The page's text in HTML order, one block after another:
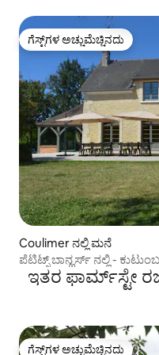
ಗೆಸ್ಟ್‌ಗಳ ಅಚ್ಚುಮೆಚ್ಚಿನದು
ಗೆಸ್ಟ್‌ಗಳ ಅಚ್ಚುಮೆಚ್ಚಿನದು
Coulimer ನಲ್ಲಿ ಮನೆ
ಪೆಟಿಟ್ಸ್ ಬಾನ್ಹರ್ಸ್ ‌ನಲ್ಲಿ -
ಭೇಟಿಯಾಗುವುದು
ಇತರ ಫಾರ್ಮ್‌ಸ್ಟೇ
ಗೆಸ್ಟ್‌ಗಳ ಅಚ್ಚುಮೆಚ್ಚಿನದು